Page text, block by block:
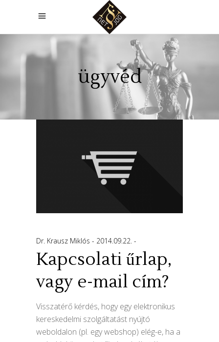
ügyvéd
Dr. Krausz Miklós 2014.09.22.
Kapcsolati űrlap,
vagy e-mail cím?
Visszatérő kérdés, hogy egy elektronikus
kereskedelmi szolgáltatást nyújtó
weboldalon (pl. egy webshop) elég-e, ha a